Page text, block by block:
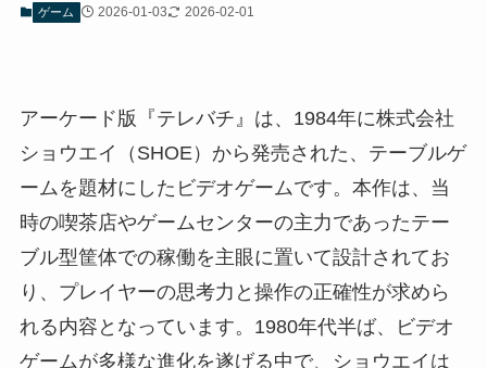
ゲーム 2026-01-03 2026-02-01
アーケード版『テレバチ』は、1984年に株式会社
ショウエイ（SHOE）から発売された、テーブルゲ
ームを題材にしたビデオゲームです。本作は、当
時の喫茶店やゲームセンターの主力であったテー
ブル型筐体での稼働を主眼に置いて設計されてお
り、プレイヤーの思考力と操作の正確性が求めら
れる内容となっています。1980年代半ば、ビデオ
ゲームが多様な進化を遂げる中で、ショウエイは